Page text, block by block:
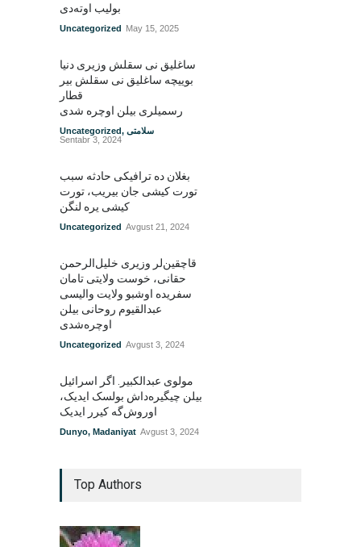
بولیب اوته‌دی
Uncategorized May 15, 2025
ساغلیق نی سقلش وزیری دنیا
بوییچه ساغلیق نی سقلش بیر
قطار
رسمیلری بیلن اوچره شدی
Uncategorized, سلامتی
Sentabr 3, 2024
بغلان ده ترافیکی حادثه سبب
تورت کیشی جان بیریب، تورت
کیشی یره لنگن
Uncategorized Avgust 21, 2024
قاچقین‌لر وزیری خلیل‌الرحمن
حقانی، خوست ولایتی تامان
سفریده اوشبو ولایت والیسی
عبدالقیوم روحانی بیلن
اوچره‌شدی
Uncategorized Avgust 3, 2024
مولوی عبدالکبیر. اگر اسرائیل
بیلن چیگیره‌داش بولسک ایدیک‌‌،
اوروش‌گه کیرر ایدیک
Dunyo, Madaniyat Avgust 3, 2024
Top Authors